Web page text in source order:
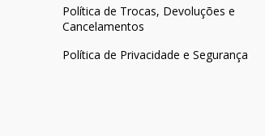
Política de Trocas, Devoluções e
Cancelamentos
Política de Privacidade e Segurança